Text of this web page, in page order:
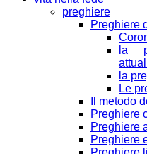
preghiere
Preghiere
la
la
Le
Il metodo
Preghiere
Preghiere
Preghiere